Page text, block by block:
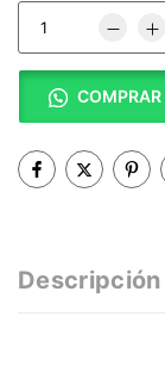
Descripción